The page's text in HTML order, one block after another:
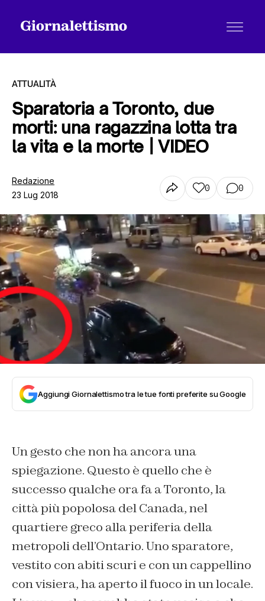
Tutti gli articoli
Chi siamo
Contatti
ATTUALITÀ
Sparatoria a Toronto, due
morti: una ragazzina lotta tra
la vita e la morte | VIDEO
Redazione
23 Lug 2018
0 0
Aggiungi Giornalettismo tra le tue fonti preferite su Google
Un gesto che non ha ancora una
spiegazione. Questo è quello che è
successo qualche ora fa a Toronto, la
città più popolosa del Canada, nel
quartiere greco alla periferia della
metropoli dell’Ontario. Uno sparatore,
vestito con abiti scuri e con un cappellino
con visiera, ha aperto il fuoco in un locale.